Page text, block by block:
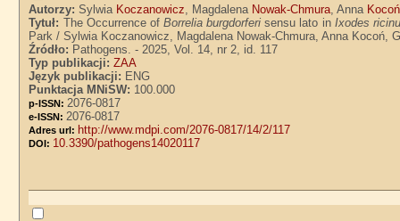
Autorzy:Sylwia Koczanowicz, Magdalena Nowak-Chmura, Anna Kocoń
Tytuł: The Occurrence of Borrelia burgdorferi sensu lato in Ixodes
Park / Sylwia Koczanowicz, Magdalena Nowak-Chmura, Anna Kocoń,
Źródło: Pathogens. - 2025, Vol. 14, nr 2, id. 117
Typ publikacji:ZAA
Język publikacji: ENG
Punktacja MNiSW: 100.000
p-ISSN: 2076-0817
e-ISSN: 2076-0817
Adres url: http://www.mdpi.com/2076-0817/14/2/117
DOI: 10.3390/pathogens14020117